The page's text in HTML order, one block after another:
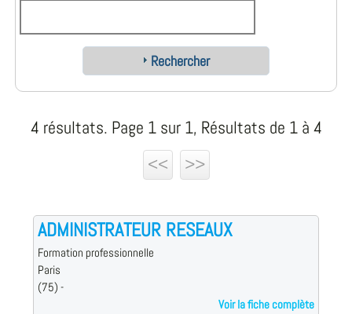
Rechercher
4 résultats. Page 1 sur 1, Résultats de 1 à 4
<<
>>
ADMINISTRATEUR RESEAUX
Formation professionnelle
Paris
(75) -
Voir la fiche complète